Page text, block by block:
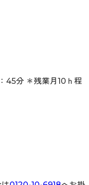
分 ＊残業月10ｈ程